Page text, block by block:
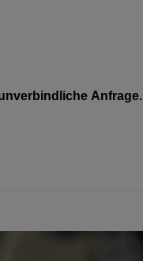
Anfrage.